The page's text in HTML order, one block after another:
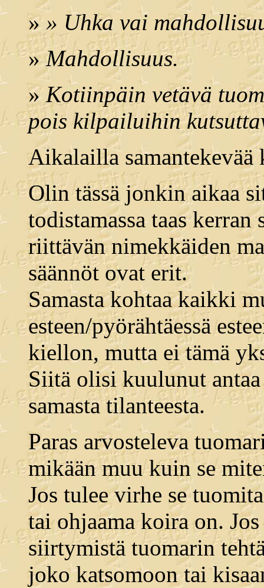
» » Uhka vai
»Mahdollisuus.
»Kotiinpäin vetävä
pois kilpailuihin
Aikalailla samantekevää
Olin tässä jonkin aikaa
todistamassa taas
riittävän nimekkäiden
säännöt ovat erit.
Samasta kohtaa kaikki
esteen/pyörähtäessä
kiellon, mutta ei tämä
Siitä olisi kuulunut
samasta tilanteesta.
Paras arvosteleva
mikään muu kuin se
Jos tulee virhe se
tai ohjaama koira on.
siirtymistä tuomarin
joko katsomoon tai